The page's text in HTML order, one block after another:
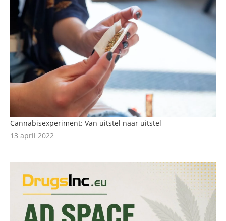
Cannabisexperiment: Van uitstel naar uitstel
13 april 2022